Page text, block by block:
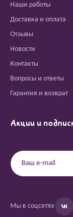
Наши работы
Доставка и оплата
Отзывы
Новости
Контакты
Вопросы и ответы
Гарантия и возврат
Акции и
Мы в соцсетях